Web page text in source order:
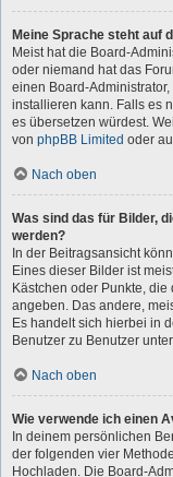
Meine Sprache steht auf
Meist hat die Board-
oder niemand hat das
einen Board-
installieren kann. Falls es
es übersetzen würdest.
von phpBB Limited oder
Nach oben
Was sind das für Bilder,
werden?
In der Beitragsansicht
Eines dieser Bilder ist
Kästchen oder Punkte,
angeben. Das andere,
Es handelt sich hierbei in
Benutzer zu Benutzer
Nach oben
Wie verwende ich einen
In deinem persönlichen
der folgenden vier
Hochladen. Die Board-